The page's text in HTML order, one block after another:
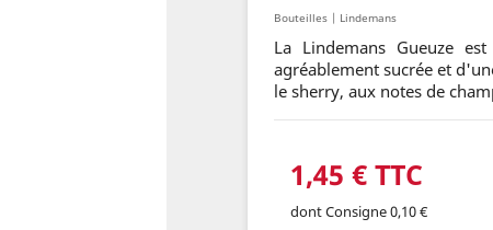
Bouteilles | Lindemans
La Lindemans Gueuze
agréablement sucrée et
le sherry, aux notes de
1,45 € TTC
dont Consigne 0,10 €